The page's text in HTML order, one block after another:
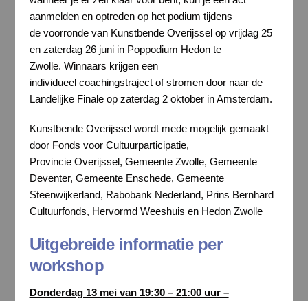
aanmelden en optreden op het podium tijdens
de voorronde van Kunstbende Overijssel op vrijdag 25
en zaterdag 26 juni in Poppodium Hedon te
Zwolle. Winnaars krijgen een
individueel coachingstraject of stromen door naar de
Landelijke Finale op zaterdag 2 oktober in Amsterdam.
Kunstbende Overijssel wordt mede mogelijk gemaakt
door Fonds voor Cultuurparticipatie,
Provincie Overijssel, Gemeente Zwolle, Gemeente
Deventer, Gemeente Enschede, Gemeente
Steenwijkerland, Rabobank Nederland, Prins Bernhard
Cultuurfonds, Hervormd Weeshuis en Hedon Zwolle
Uitgebreide informatie per
workshop
Donderdag 13 mei van 19:30 – 21:00 uur –